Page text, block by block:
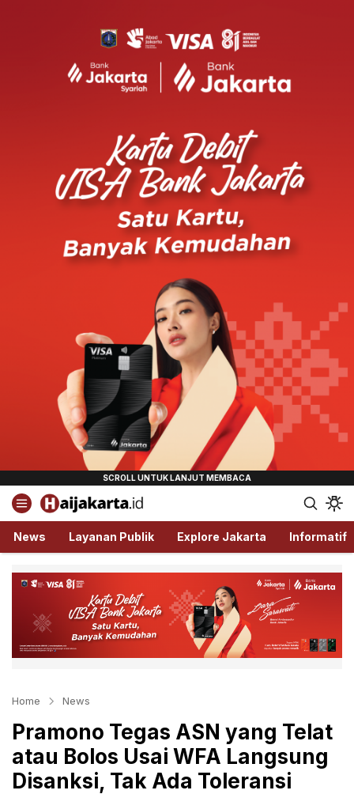
Haijakarta.id
Semua Tentang Jakarta Ada Disini!
News Layanan Publik Explore Jakarta Informatif
Home News
Pramono Tegas ASN yang Telat
atau Bolos Usai WFA Langsung
Disanksi, Tak Ada Toleransi